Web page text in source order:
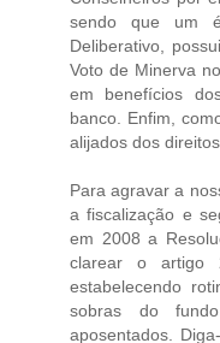
sendo que um
Deliberativo,
Voto de Minerva
em benefícios
banco. Enfim,
alijados dos
Para agravar a
a fiscalização e
em 2008 a
clarear o artigo
estabelecendo
sobras do
aposentados.